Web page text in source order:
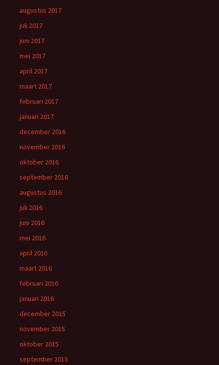
augustus 2017
juli 2017
juni 2017
mei 2017
april 2017
maart 2017
februari 2017
januari 2017
december 2016
november 2016
oktober 2016
september 2016
augustus 2016
juli 2016
juni 2016
mei 2016
april 2016
maart 2016
februari 2016
januari 2016
december 2015
november 2015
oktober 2015
september 2015